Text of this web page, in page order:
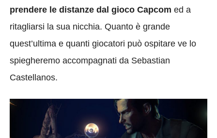
prendere le distanze dal gioco Capcom ed a
ritagliarsi la sua nicchia. Quanto è grande
quest’ultima e quanti giocatori può ospitare ve lo
spiegheremo accompagnati da Sebastian
Castellanos.